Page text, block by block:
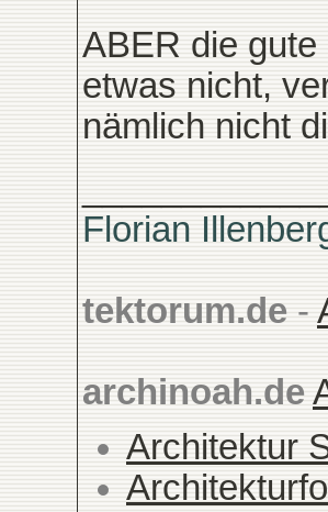
ABER die
etwas nicht,
nämlich nicht
Florian
tektorum.de -
archinoah.de
Architektur